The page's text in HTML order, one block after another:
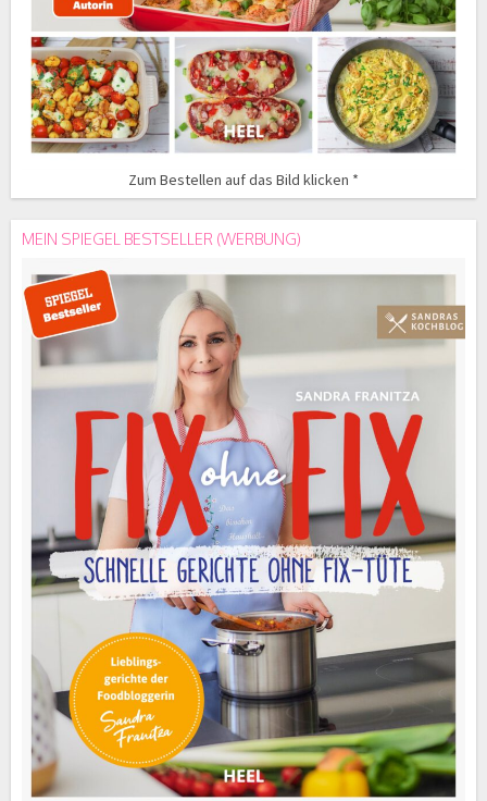
Zum Bestellen auf das Bild klicken *
MEIN SPIEGEL BESTSELLER (WERBUNG)